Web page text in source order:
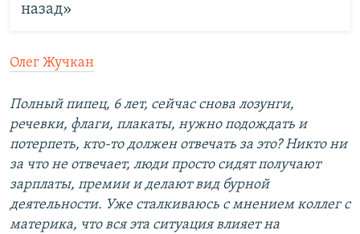
назад»
Олег Жучкан
Полный пипец, 6 лет, сейчас снова лозунги,
речевки, флаги, плакаты, нужно подождать и
потерпеть, кто-то должен отвечать за это? Никто ни
за что не отвечает, люди просто сидят получают
зарплаты, премии и делают вид бурной
деятельности. Уже сталкиваюсь с мнением коллег с
материка, что вся эта ситуация влияет на